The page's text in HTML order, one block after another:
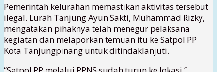
Pemerintah kelurahan memastikan aktivitas tersebut
ilegal. Lurah Tanjung Ayun Sakti, Muhammad Rizky,
mengatakan pihaknya telah menegur pelaksana
kegiatan dan melaporkan temuan itu ke Satpol PP
Kota Tanjungpinang untuk ditindaklanjuti.
“Satpol PP melalui PPNS sudah turun ke lokasi,”